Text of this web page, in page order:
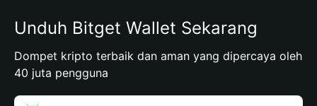
Unduh Bitget Wallet Sekarang
Dompet kripto terbaik dan aman yang dipercaya oleh
40 juta pengguna